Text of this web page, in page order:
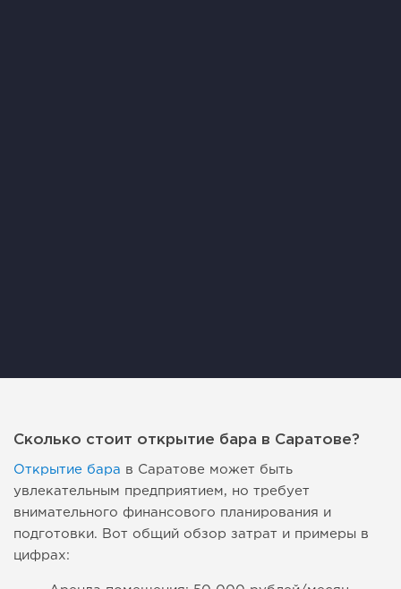
Сколько стоит открытие бара в Саратове?
Открытие бара в Саратове может быть
увлекательным предприятием, но требует
внимательного финансового планирования и
подготовки. Вот общий обзор затрат и примеры в
цифрах: